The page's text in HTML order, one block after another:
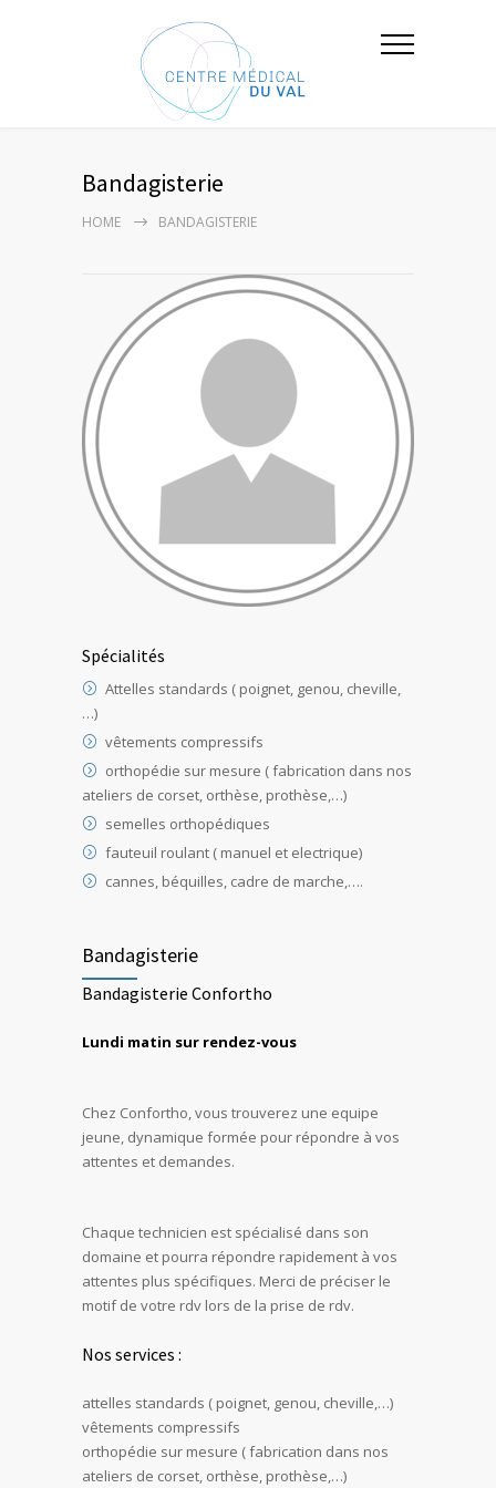
Bandagisterie
HOME BANDAGISTERIE
Spécialités
Attelles standards ( poignet, genou, cheville,
…)
vêtements compressifs
orthopédie sur mesure ( fabrication dans nos
ateliers de corset, orthèse, prothèse,…)
semelles orthopédiques
fauteuil roulant ( manuel et electrique)
cannes, béquilles, cadre de marche,….
Bandagisterie
Bandagisterie Confortho
Lundi matin sur rendez-vous
Chez Confortho, vous trouverez une equipe
jeune, dynamique formée pour répondre à vos
attentes et demandes.
Chaque technicien est spécialisé dans son
domaine et pourra répondre rapidement à vos
attentes plus spécifiques. Merci de préciser le
motif de votre rdv lors de la prise de rdv.
Nos services :
attelles standards ( poignet, genou, cheville,…)
vêtements compressifs
orthopédie sur mesure ( fabrication dans nos
ateliers de corset, orthèse, prothèse,…)